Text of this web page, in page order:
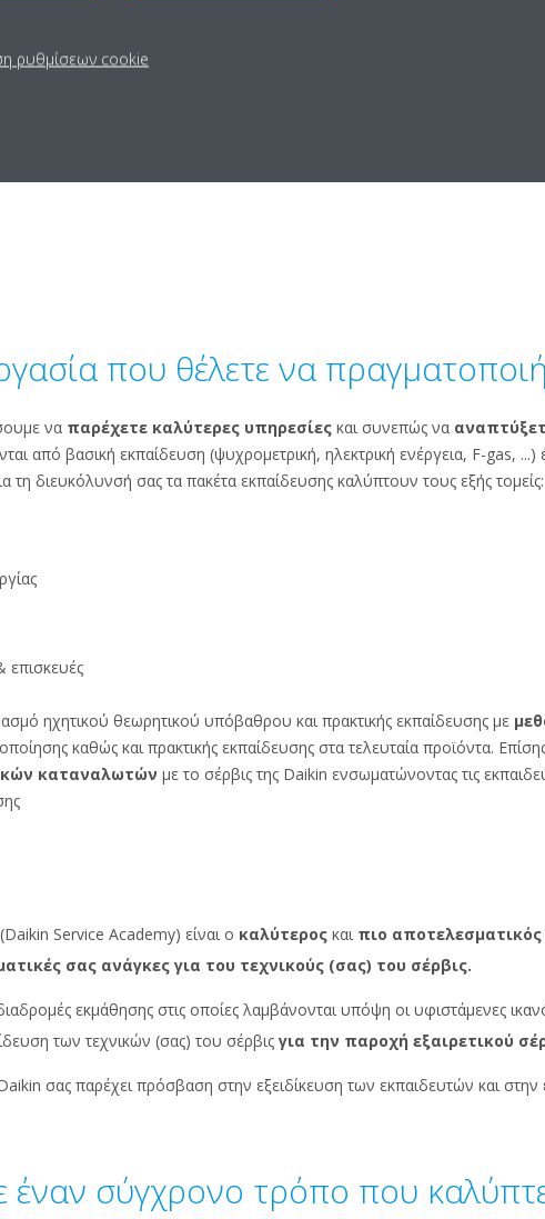
στους συνεργάτες
εγκαταστάτες και τους
να βελτιώσουν την
να παρέχουν εξαιρετικές
που θέλετε να
να παρέχετε καλύτερες υπηρεσίεςκαι συνεπώς να
από βασική εκπαίδευση (ψυχρομετρική, ηλεκτρική ενέργεια, F-gas, ...)
τη διευκόλυνσή σας τα πακέτα εκπαίδευσης καλύπτουν τους εξής τομείς:
επισκευές
ηχητικού θεωρητικού υπόβαθρου και πρακτικής εκπαίδευσης με
καθώς και πρακτικής εκπαίδευσης στα τελευταία προϊόντα.
καταναλωτών με το σέρβις της Daikin ενσωματώνοντας τις
Service Academy) είναι ο καλύτεροςκαι πιο αποτελεσματικός
σας ανάγκες για του τεχνικούς (σας) του σέρβις.
εκμάθησης στις οποίες λαμβάνονται υπόψη οι υφιστάμενες
των τεχνικών (σας) του σέρβις για την παροχή εξαιρετικού
σας παρέχει πρόσβαση στην εξειδίκευση των εκπαιδευτών και στην
έναν σύγχρονο τρόπο που
ρυθμίσεων cookie